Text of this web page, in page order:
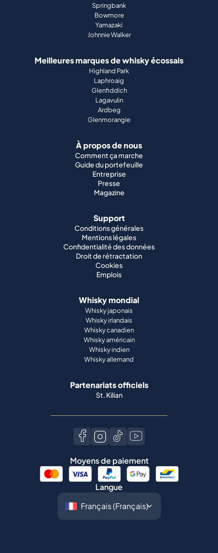
Springbank
Bowmore
Yamazaki
Johnnie Walker
Meilleures marques de whisky écossais
Highland Park
Laphroaig
Glenfiddich
Lagavulin
Ardbeg
Glenmorangie
À propos de nous
Comment ça marche
Guide du portefeuille
Entreprise
Presse
Magazine
Support
Conditions générales
Mentions légales
Confidentialité des données
Droit de rétractation
Cookies
Emplois
Whisky mondial
Whisky japonais
Whisky irlandais
Whisky canadien
Whisky américain
Whisky indien
Whisky allemand
Partenariats officiels
St. Kilian
Moyens de paiement
Langue